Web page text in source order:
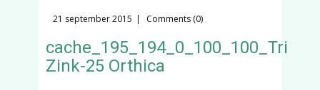
21 september 2015 Comments (0)
cache_195_194_0_100_100_Tri
Zink-25 Orthica